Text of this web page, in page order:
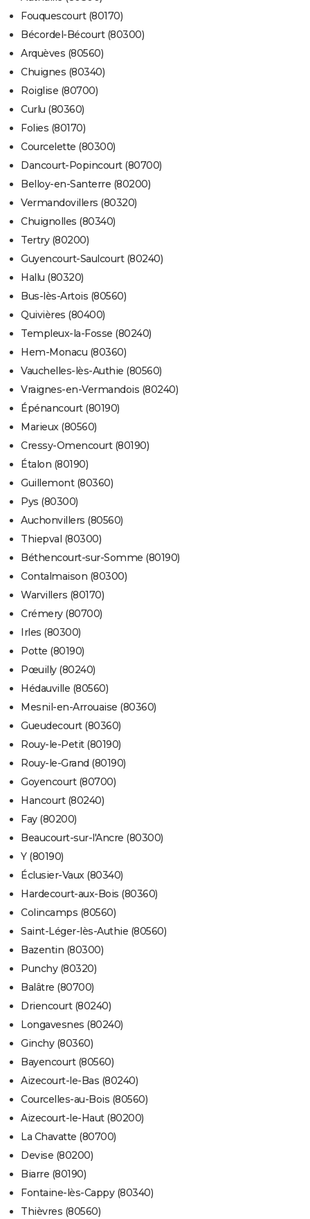
Fouquescourt (80170)
Bécordel-Bécourt (80300)
Arquèves (80560)
Chuignes (80340)
Roiglise (80700)
Curlu (80360)
Folies (80170)
Courcelette (80300)
Dancourt-Popincourt (80700)
Belloy-en-Santerre (80200)
Vermandovillers (80320)
Chuignolles (80340)
Tertry (80200)
Guyencourt-Saulcourt (80240)
Hallu (80320)
Bus-lès-Artois (80560)
Quivières (80400)
Templeux-la-Fosse (80240)
Hem-Monacu (80360)
Vauchelles-lès-Authie (80560)
Vraignes-en-Vermandois (80240)
Épénancourt (80190)
Marieux (80560)
Cressy-Omencourt (80190)
Étalon (80190)
Guillemont (80360)
Pys (80300)
Auchonvillers (80560)
Thiepval (80300)
Béthencourt-sur-Somme (80190)
Contalmaison (80300)
Warvillers (80170)
Crémery (80700)
Irles (80300)
Potte (80190)
Pœuilly (80240)
Hédauville (80560)
Mesnil-en-Arrouaise (80360)
Gueudecourt (80360)
Rouy-le-Petit (80190)
Rouy-le-Grand (80190)
Goyencourt (80700)
Hancourt (80240)
Fay (80200)
Beaucourt-sur-l'Ancre (80300)
Y (80190)
Éclusier-Vaux (80340)
Hardecourt-aux-Bois (80360)
Colincamps (80560)
Saint-Léger-lès-Authie (80560)
Bazentin (80300)
Punchy (80320)
Balâtre (80700)
Driencourt (80240)
Longavesnes (80240)
Ginchy (80360)
Bayencourt (80560)
Aizecourt-le-Bas (80240)
Courcelles-au-Bois (80560)
Aizecourt-le-Haut (80200)
La Chavatte (80700)
Devise (80200)
Biarre (80190)
Fontaine-lès-Cappy (80340)
Thièvres (80560)